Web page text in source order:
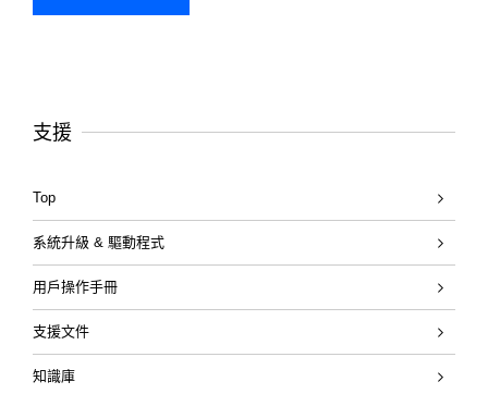
支援
Top
系統升級 & 驅動程式
用戶操作手冊
支援文件
知識庫